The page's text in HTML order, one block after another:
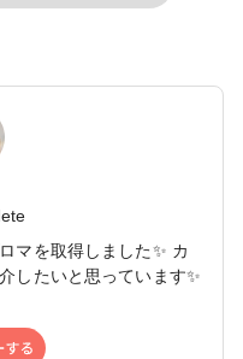
マを取得しました✨ カ
したいと思っています✨